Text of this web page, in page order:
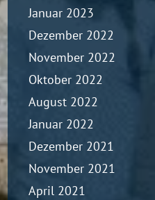
Januar 2023
Dezember 2022
November 2022
Oktober 2022
August 2022
Januar 2022
Dezember 2021
November 2021
April 2021